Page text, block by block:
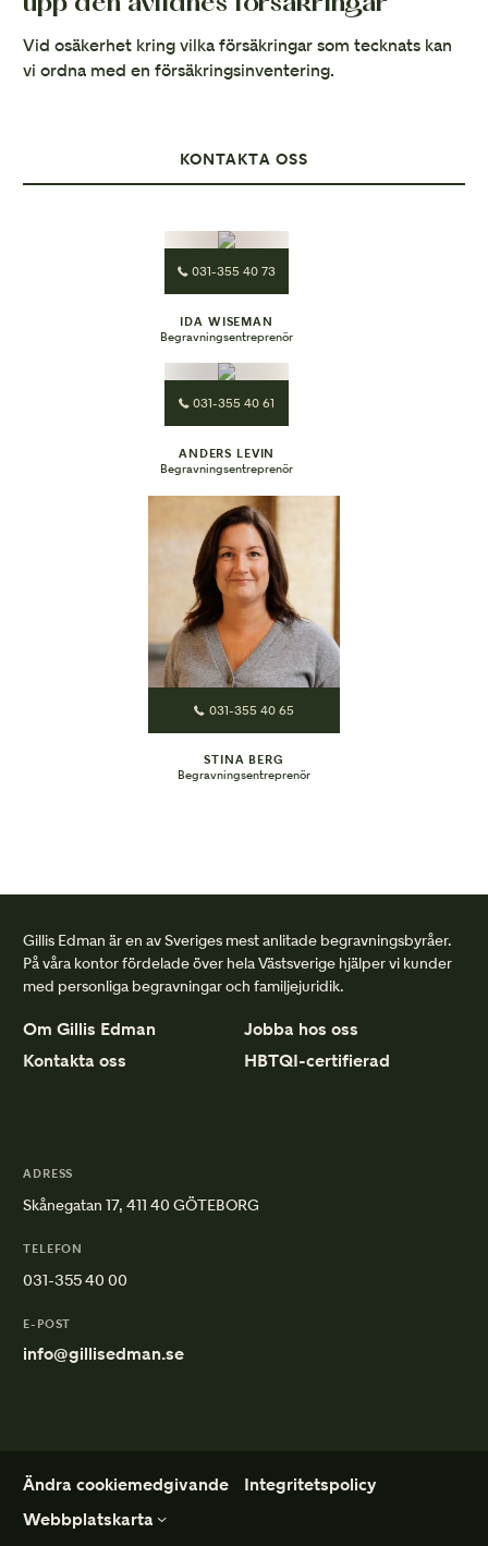
Vid osäkerhet kring vilka försäkringar som tecknats kan
vi ordna med en försäkringsinventering.
KONTAKTA OSS
031-355 40 73
IDA WISEMAN
Begravningsentreprenör
031-355 40 61
ANDERS LEVIN
Begravningsentreprenör
031-355 40 65
STINA BERG
Begravningsentreprenör
Gillis Edman är en av Sveriges mest anlitade begravningsbyråer.
På våra kontor fördelade över hela Västsverige hjälper vi kunder
med personliga begravningar och familjejuridik.
Om Gillis Edman
Jobba hos oss
Kontakta oss
HBTQI-certifierad
ADRESS
Skånegatan 17, 411 40 GÖTEBORG
TELEFON
031-355 40 00
E-POST
info@gillisedman.se
Ändra cookiemedgivande
Integritetspolicy
Webbplatskarta